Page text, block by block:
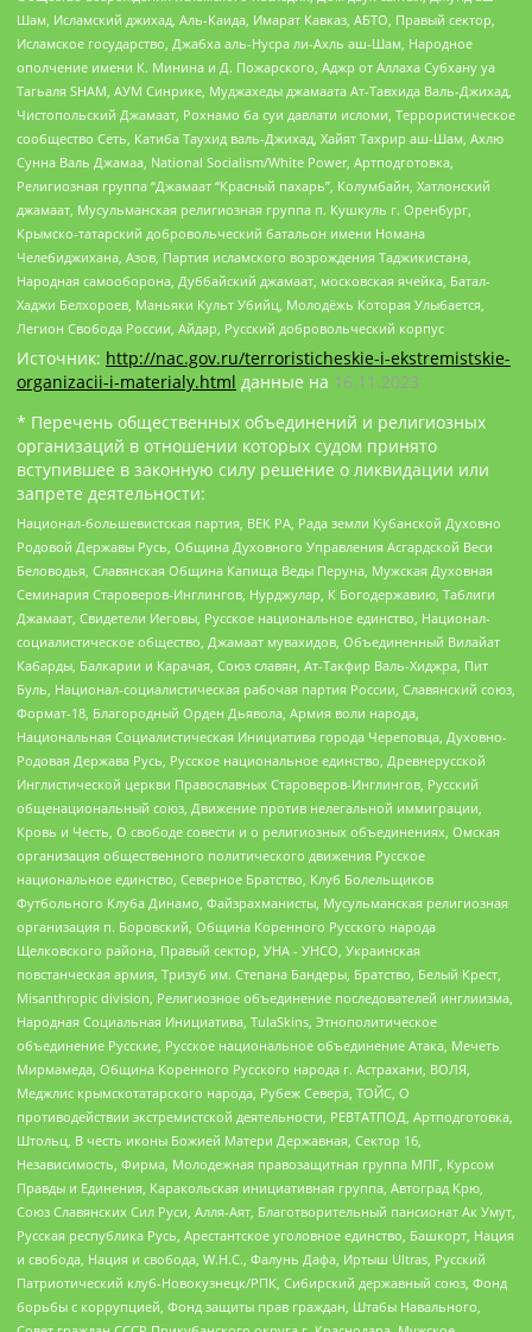
Шам, Исламский джихад, Аль-Каида, Имарат Кавказ, АБТО, Правый сектор,
Исламское государство, Джабха аль-Нусра ли-Ахль аш-Шам, Народное
ополчение имени К. Минина и Д. Пожарского, Аджр от Аллаха Субхану уа
Тагьаля SHAM, АУМ Синрике, Муджахеды джамаата Ат-Тавхида Валь-Джихад,
Чистопольский Джамаат, Рохнамо ба суи давлати исломи, Террористическое
сообщество Сеть, Катиба Таухид валь-Джихад, Хайят Тахрир аш-Шам, Ахлю
Сунна Валь Джамаа, National Socialism/White Power, Артподготовка,
Религиозная группа “Джамаат “Красный пахарь”, Колумбайн, Хатлонский
джамаат, Мусульманская религиозная группа п. Кушкуль г. Оренбург,
Крымско-татарский добровольческий батальон имени Номана
Челебиджихана, Азов, Партия исламского возрождения Таджикистана,
Народная самооборона, Дуббайский джамаат, московская ячейка, Батал-
Хаджи Белхороев, Маньяки Культ Убийц, Молодёжь Которая Улыбается,
Легион Свобода России, Айдар, Русский добровольческий корпус
Источник: http://nac.gov.ru/terroristicheskie-i-ekstremistskie-
organizacii-i-materialy.html данные на 16.11.2023
* Перечень общественных объединений и религиозных
организаций в отношении которых судом принято
вступившее в законную силу решение о ликвидации или
запрете деятельности:
Национал-большевистская партия, ВЕК РА, Рада земли Кубанской Духовно
Родовой Державы Русь, Община Духовного Управления Асгардской Веси
Беловодья, Славянская Община Капища Веды Перуна, Мужская Духовная
Семинария Староверов-Инглингов, Нурджулар, К Богодержавию, Таблиги
Джамаат, Свидетели Иеговы, Русское национальное единство, Национал-
социалистическое общество, Джамаат мувахидов, Объединенный Вилайат
Кабарды, Балкарии и Карачая, Союз славян, Ат-Такфир Валь-Хиджра, Пит
Буль, Национал-социалистическая рабочая партия России, Славянский союз,
Формат-18, Благородный Орден Дьявола, Армия воли народа,
Национальная Социалистическая Инициатива города Череповца, Духовно-
Родовая Держава Русь, Русское национальное единство, Древнерусской
Инглистической церкви Православных Староверов-Инглингов, Русский
общенациональный союз, Движение против нелегальной иммиграции,
Кровь и Честь, О свободе совести и о религиозных объединениях, Омская
организация общественного политического движения Русское
национальное единство, Северное Братство, Клуб Болельщиков
Футбольного Клуба Динамо, Файзрахманисты, Мусульманская религиозная
организация п. Боровский, Община Коренного Русского народа
Щелковского района, Правый сектор, УНА - УНСО, Украинская
повстанческая армия, Тризуб им. Степана Бандеры, Братство, Белый Крест,
Misanthropic division, Религиозное объединение последователей инглиизма,
Народная Социальная Инициатива, TulaSkins, Этнополитическое
объединение Русские, Русское национальное объединение Атака, Мечеть
Мирмамеда, Община Коренного Русского народа г. Астрахани, ВОЛЯ,
Меджлис крымскотатарского народа, Рубеж Севера, ТОЙС, О
противодействии экстремистской деятельности, РЕВТАТПОД, Артподготовка,
Штольц, В честь иконы Божией Матери Державная, Сектор 16,
Независимость, Фирма, Молодежная правозащитная группа МПГ, Курсом
Правды и Единения, Каракольская инициативная группа, Автоград Крю,
Союз Славянских Сил Руси, Алля-Аят, Благотворительный пансионат Ак Умут,
Русская республика Русь, Арестантское уголовное единство, Башкорт, Нация
и свобода, Нация и свобода, W.H.С., Фалунь Дафа, Иртыш Ultras, Русский
Патриотический клуб-Новокузнецк/РПК, Сибирский державный союз, Фонд
борьбы с коррупцией, Фонд защиты прав граждан, Штабы Навального,